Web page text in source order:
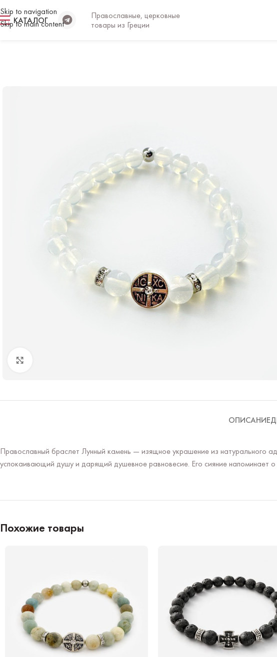
Skip to navigation
Skip to main content
КАТАЛОГ
Православные, церковные
товары из Греции
ОПИСАНИЕ
Православный браслет Лунный камень — изящное украшение из натурального
успокаивающий душу и дарящий душевное равновесие. Его сияние напоминает
Похожие товары